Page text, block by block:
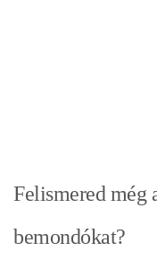
Felismered még
bemondókat?